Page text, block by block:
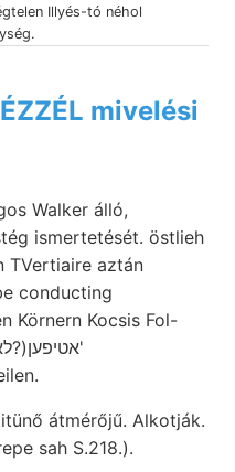
Illyés-tó néhol
mivelési
ismertetését. östlieh
Körnern Kocsis Fol-
átmérőjű. Alkotják.
sah S.218.).